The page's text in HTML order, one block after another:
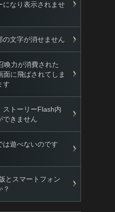
になり表示されませ
の文字が消せません
喚力が消費された
面に飛ばされてしま
す
ストーリーFlash内
できません
は遊べないのです
とスマートフォン
？